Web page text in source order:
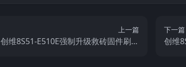
上一篇
创维8S51-E510E强制升级救砖固件刷机
下一篇
创维